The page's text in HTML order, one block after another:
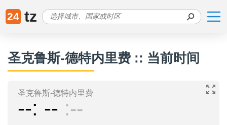
24 tz
圣克鲁斯-德特内里费 :: 当前时间
圣克鲁斯-德特内里费
-- -- --